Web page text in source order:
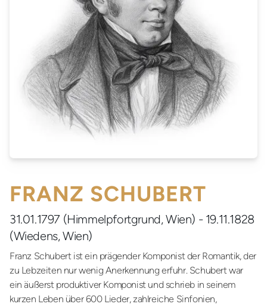
FRANZ SCHUBERT
31.01.1797 (Himmelpfortgrund, Wien) - 19.11.1828
(Wiedens, Wien)
Franz Schubert ist ein prägender Komponist der Romantik, der
zu Lebzeiten nur wenig Anerkennung erfuhr. Schubert war
ein äußerst produktiver Komponist und schrieb in seinem
kurzen Leben über 600 Lieder, zahlreiche Sinfonien,